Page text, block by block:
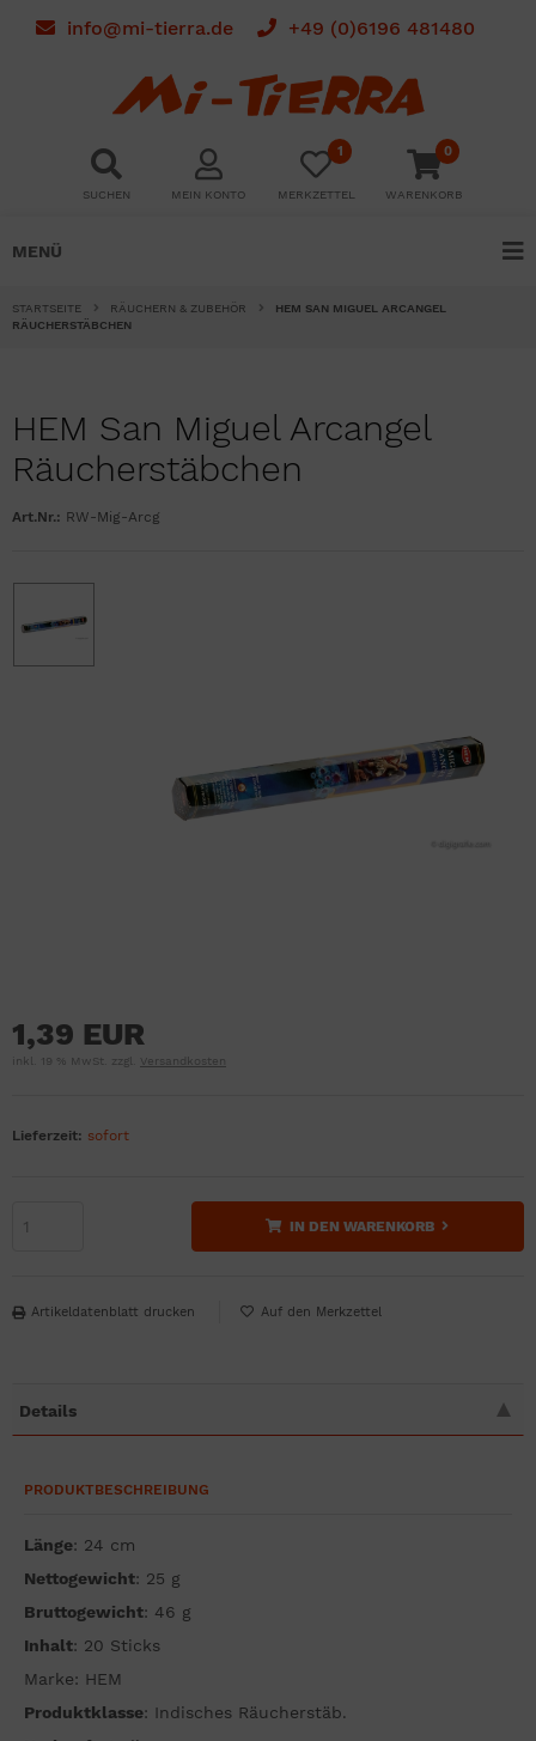
info@mi-tierra.de +49 (0)6196 481480
SUCHEN MEIN KONTO
1
MERKZETTEL
0
WARENKORB
MENÜ
STARTSEITE RÄUCHERN & ZUBEHÖR
HEM SAN MIGUEL ARCANGEL
RÄUCHERSTÄBCHEN
HEM San Miguel Arcangel
Räucherstäbchen
Art.Nr.: RW-Mig-Arcg
1,39 EUR
inkl. 19 % MwSt. zzgl. Versandkosten
Lieferzeit: sofort
IN DEN WARENKORB
Artikeldatenblatt drucken
Details
PRODUKTBESCHREIBUNG
Länge: 24 cm
Nettogewicht: 25 g
Bruttogewicht: 46 g
Inhalt: 20 Sticks
Marke: HEM
Produktklasse: Indisches Räucherstäb.